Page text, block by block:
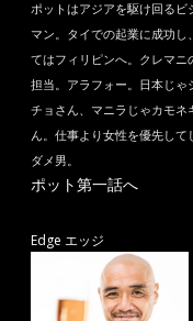
ポットはアジアを駆け回るビ
マン。タイでの起業に成功し
てはフィリピンへ。クレマニ
担当。アラフォー。日本じゃ
チョさん、マニラじゃカモネ
ん。仕事より女性を優先して
ダメ男。
ポット第一話へ
Edge エッジ